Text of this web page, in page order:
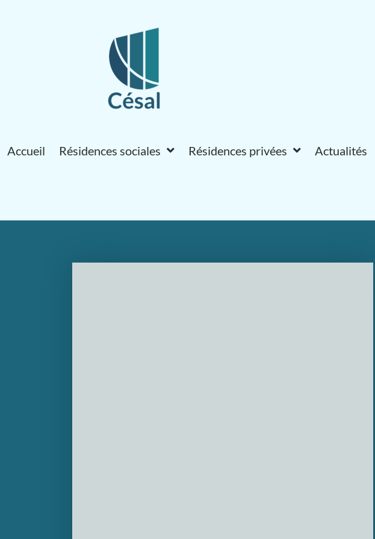
Accueil Résidences sociales Résidences privées Actualités